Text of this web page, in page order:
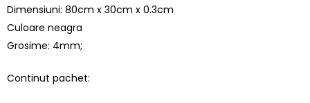
Dimensiuni: 80cm x 30cm x 0.3cm
Culoare neagra
Grosime: 4mm;
Continut pachet: